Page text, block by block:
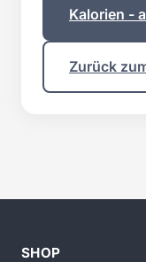
Kalorien -
Zurück
SHOP